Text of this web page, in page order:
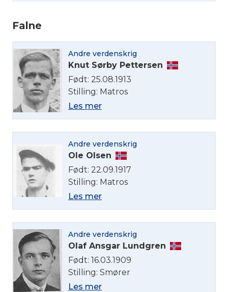
Falne
Andre verdenskrig
Knut Sørby Pettersen
Født: 25.08.1913
Stilling: Matros
Les mer
Andre verdenskrig
Ole Olsen
Født: 22.09.1917
Stilling: Matros
Les mer
Andre verdenskrig
Olaf Ansgar Lundgren
Født: 16.03.1909
Stilling: Smører
Les mer